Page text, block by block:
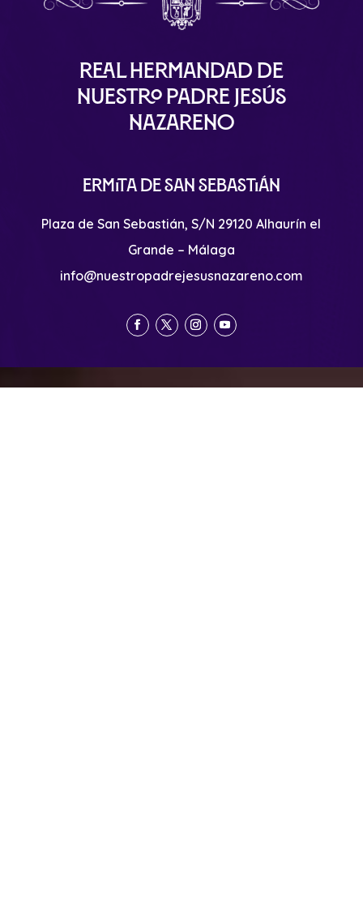
Real Hermandad de
Nuestro Padre Jesús
Nazareno
Ermita de San Sebastián
Plaza de San Sebastián, S/N 29120 Alhaurín el
Grande – Málaga
info@nuestropadrejesusnazareno.com